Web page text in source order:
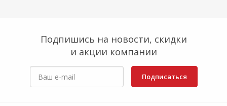
Подпишись на новости, скидки
и акции компании
Подписаться